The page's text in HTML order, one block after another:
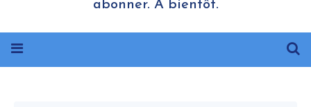
abonner. A bientôt.